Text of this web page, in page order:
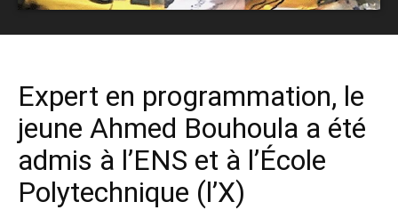
Expert en programmation, le
jeune Ahmed Bouhoula a été
admis à l’ENS et à l’École
Polytechnique (l’X)